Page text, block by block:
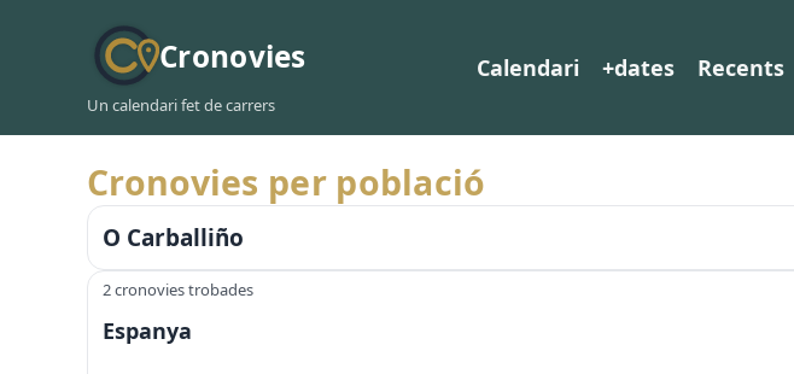
Cronovies
Un calendari fet de carrers
Calendari +dates Recents
Cronovies per població
O Carballiño
2 cronovies trobades
Espanya